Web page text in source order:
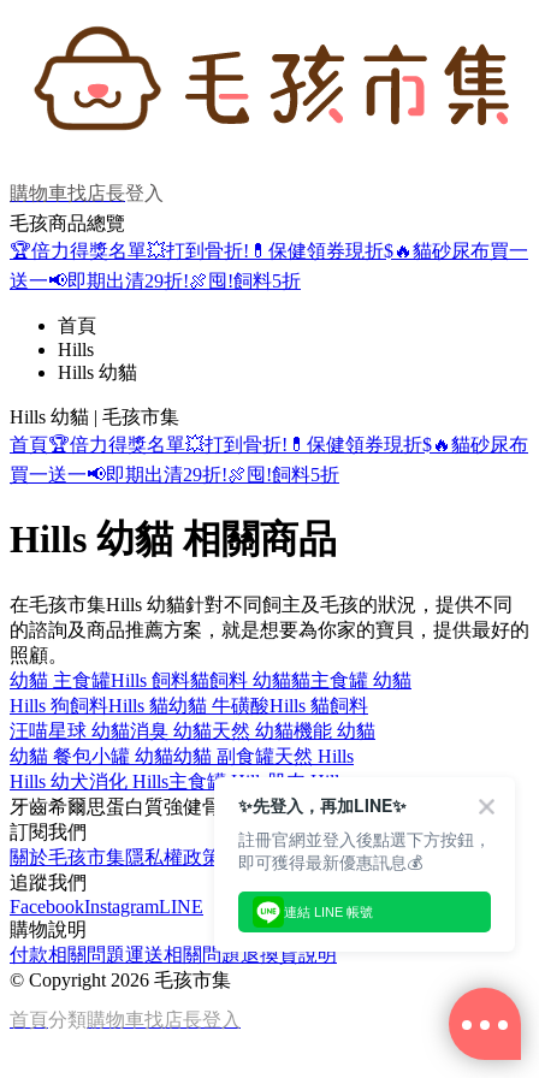
購物車找店長登入
毛孩商品總覽
🏆倍力得獎名單💥打到骨折! 💊保健領券現折$🔥貓砂尿布買一
送一📢即期出清29折!🍖囤!飼料5折
首頁
Hills
Hills 幼貓
Hills 幼貓 | 毛孩市集
首頁🏆倍力得獎名單💥打到骨折! 💊保健領券現折$🔥貓砂尿布
買一送一📢即期出清29折!🍖囤!飼料5折
Hills 幼貓 相關商品
在毛孩市集Hills 幼貓針對不同飼主及毛孩的狀況，提供不同
的諮詢及商品推薦方案，就是想要為你家的寶貝，提供最好的
照顧。
幼貓 主食罐Hills 飼料貓飼料 幼貓貓主食罐 幼貓
Hills 狗飼料Hills 貓幼貓 牛磺酸Hills 貓飼料
汪喵星球 幼貓消臭 幼貓天然 幼貓機能 幼貓
幼貓 餐包小罐 幼貓幼貓 副食罐天然 Hills
Hills 幼犬消化 Hills主食罐 Hills 肌肉 Hills
牙齒希爾思蛋白質強健骨骼貓
訂閱我們
關於毛孩市集隱私權政策
文章
追蹤我們
FacebookInstagramLINE
購物說明
付款相關問題運送相關問題 退換貨說明
© Copyright 2026 毛孩市集
首頁分類購物車找店長登入
✨先登入，再加LINE✨
註冊官網並登入後點選下方按鈕，
即可獲得最新優惠訊息💰
連結 LINE 帳號